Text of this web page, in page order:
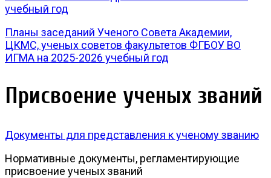
учебный год
Планы заседаний Ученого Совета Академии,
ЦКМС, ученых советов факультетов ФГБОУ ВО
ИГМА на 2025-2026 учебный год
Присвоение ученых званий
Документы для представления к ученому званию
Нормативные документы, регламентирующие
присвоение ученых званий